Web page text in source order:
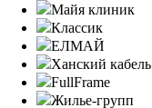
Майя клиник
Классик
ЕЛМАЙ
Ханский кабель
FullFrame
Жилье-групп